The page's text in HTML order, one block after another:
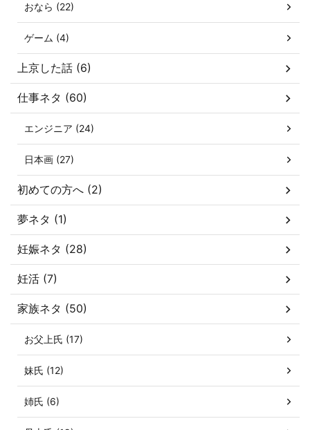
おなら (22)
ゲーム (4)
上京した話 (6)
仕事ネタ (60)
エンジニア (24)
日本画 (27)
初めての方へ (2)
夢ネタ (1)
妊娠ネタ (28)
妊活 (7)
家族ネタ (50)
お父上氏 (17)
妹氏 (12)
姉氏 (6)